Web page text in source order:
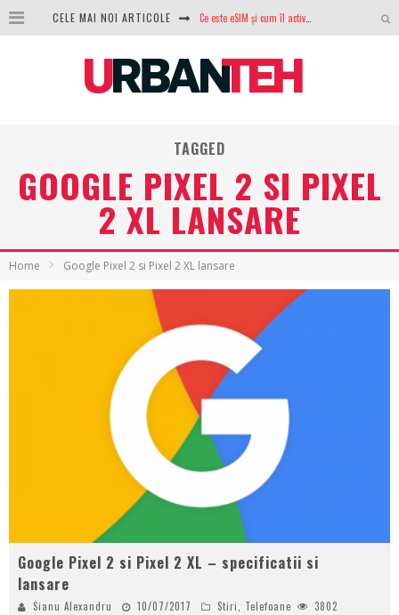
CELE MAI NOI ARTICOLE Ce este eSIM și cum îl activezi pe telefon? Ghid complet pentru Android și iPhone
TAGGED
GOOGLE PIXEL 2 SI PIXEL
2 XL LANSARE
Home Google Pixel 2 si Pixel 2 XL lansare
Google Pixel 2 si Pixel 2 XL – specificatii si
lansare
Sianu Alexandru 10/07/2017 Stiri, Telefoane 3802